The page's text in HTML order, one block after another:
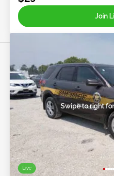
Join
Live
Swipe to right